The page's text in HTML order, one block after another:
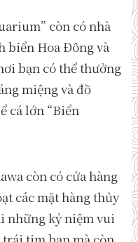
còn có nhà
biển Hoa Đông và
bạn có thể thưởng
miệng và đồ
cá lớn “Biển
còn có cửa hàng
các mặt hàng thủy
những kỷ niệm vui